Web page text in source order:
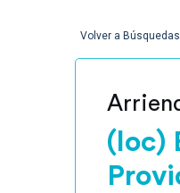
Volver a Búsquedas
(loc)